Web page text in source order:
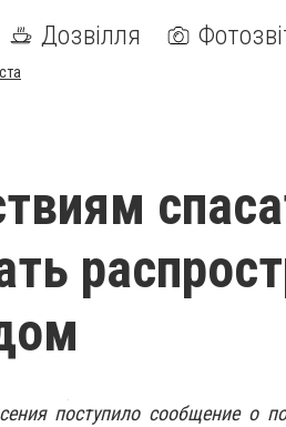
Дозвілля
поступило сообщение о